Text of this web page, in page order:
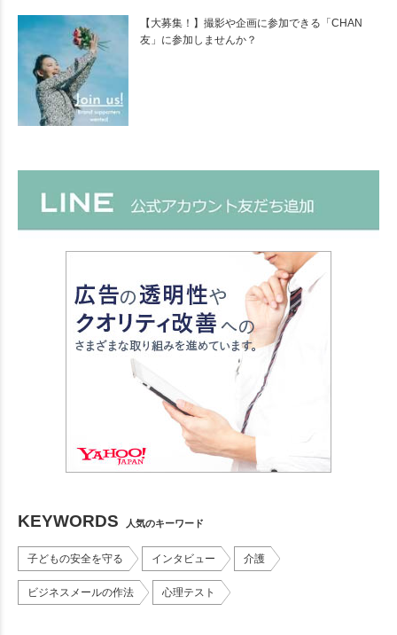
【大募集！】撮影や企画に参加できる「CHAN
友」に参加しませんか？
KEYWORDS 人気のキーワード
子どもの安全を守る インタビュー 介護
ビジネスメールの作法 心理テスト